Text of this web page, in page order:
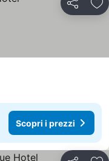
Condividi
Scopri i prezzi